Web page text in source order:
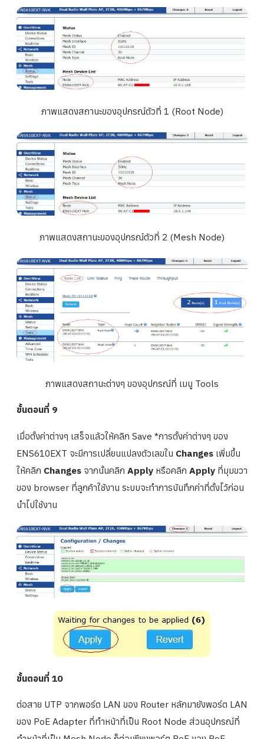
ภาพแสดงสถานะของอุปกรณ์ตัวที่ 1 (Root Node)
ภาพแสดงสถานะของอุปกรณ์ตัวที่ 2 (Mesh Node)
ภาพแสดงสถานะต่างๆ ของอุปกรณ์ที่ เมนู Tools
ขั้นตอนที่ 9
เมื่อตั้งค่าต่างๆ เสร็จแล้วให้คลิก Save *การตั้งค่าต่างๆ ของ
ENS610EXT จะมีการเปลี่ยนแปลงตัวเลขใน Changes เพิ่มขึ้น
ให้คลิก Changes จากนั้นคลิก Apply หรือคลิก Apply ที่มุมขวา
ของ browser ที่ลูกค้าใช้งาน ระบบจะทำการบันทึกค่าที่ตั้งไว้ก่อน
นำไปใช้งาน
ขั้นตอนที่ 10
ต่อสาย UTP จากพอร์ต LAN ของ Router หลักมายังพอร์ต LAN
ของ PoE Adapter ที่ทำหน้าที่เป็น Root Node ส่วนอุปกรณ์ที่